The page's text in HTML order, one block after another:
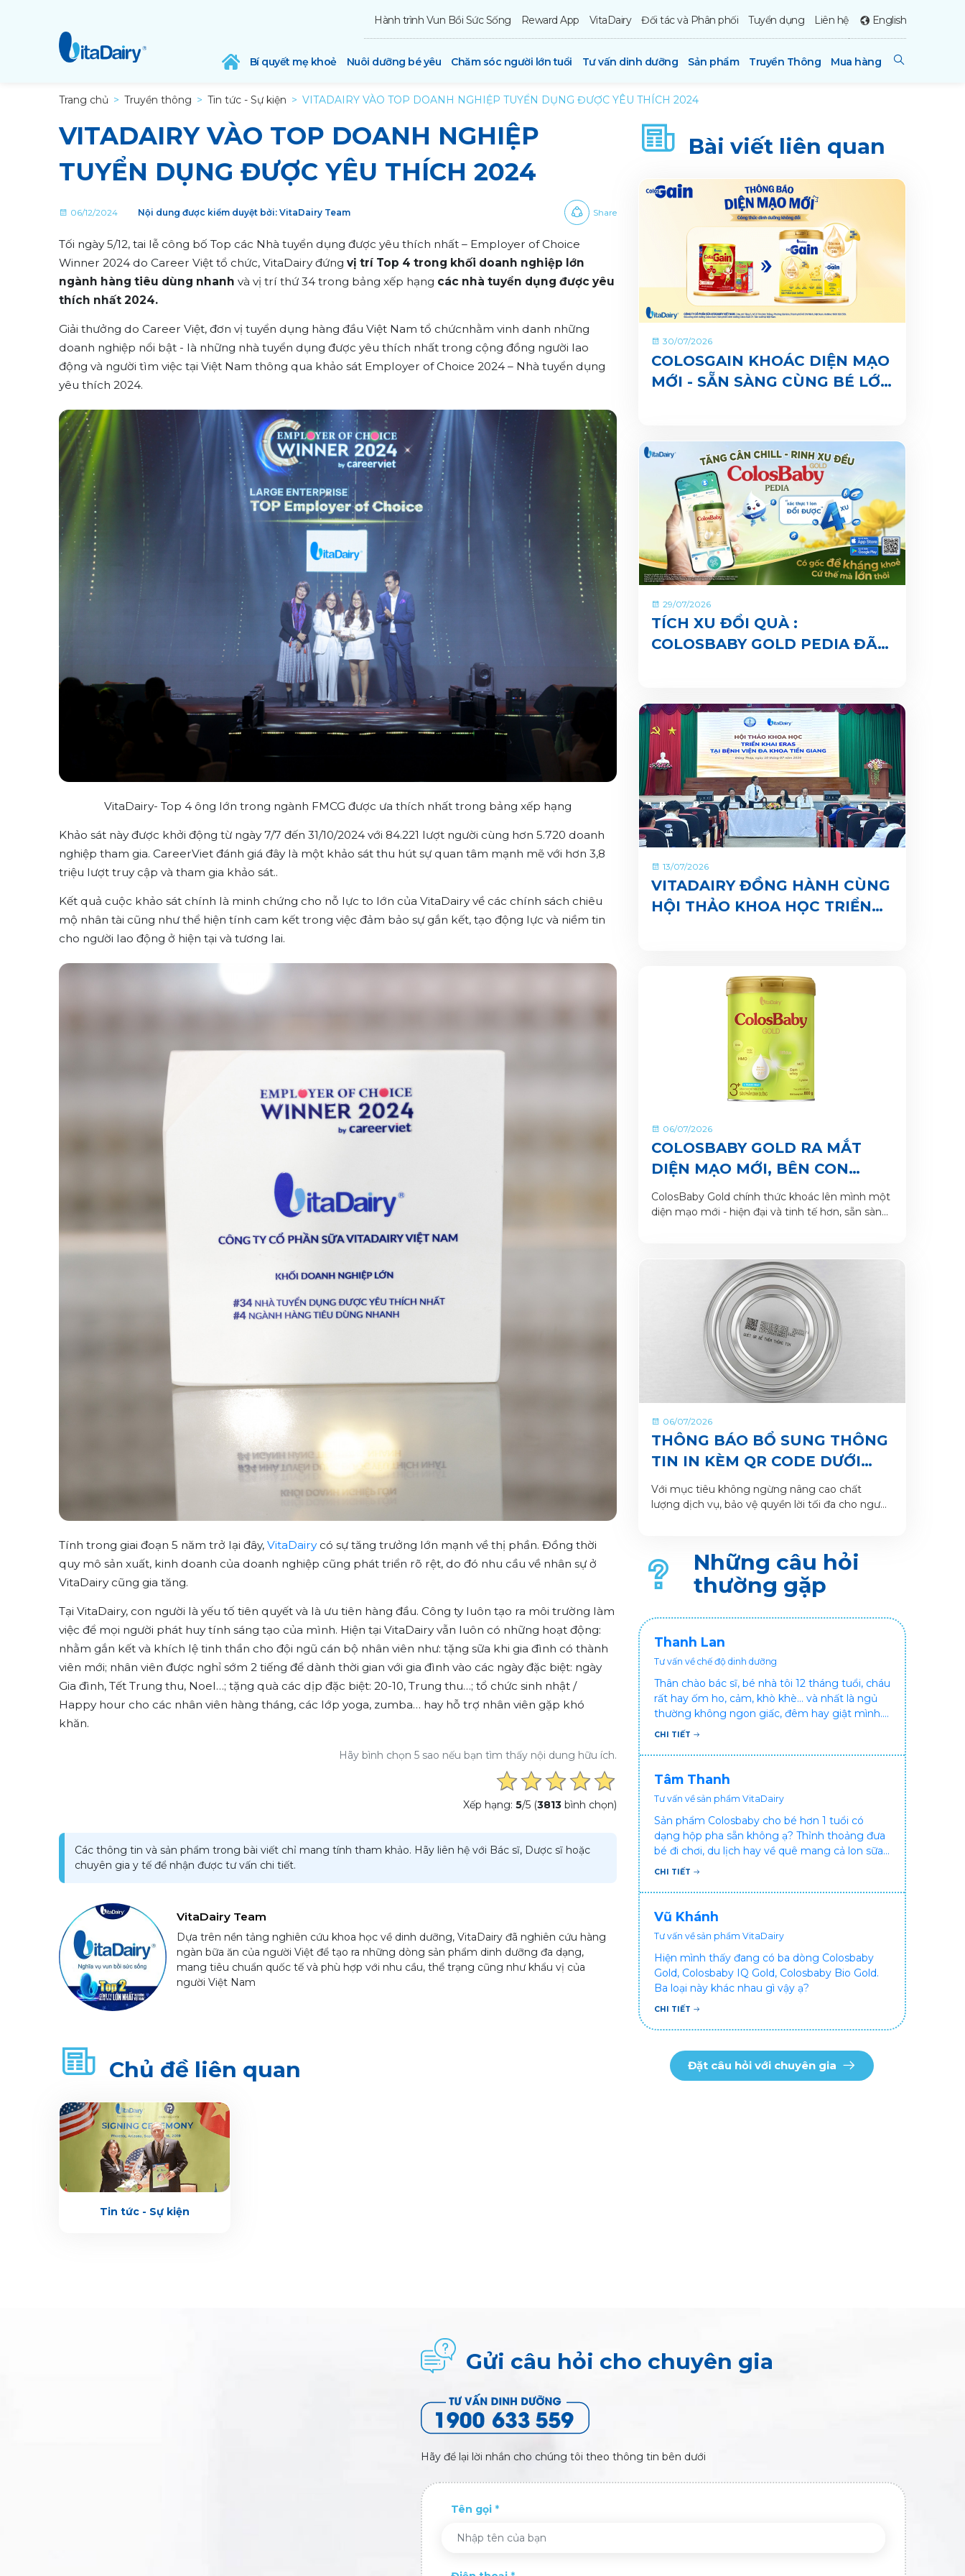
Hành trình Vun Bồi Sức Sống Reward App VitaDairy Đối tác và Phân phối Tuyển dụng Liên hệ English
Bí quyết mẹ khoẻ Nuôi dưỡng bé yêu Chăm sóc người lớn tuổi Tư vấn dinh dưỡng Sản phẩm Truyền Thông Mua hàng
Trang chủ Truyền thông Tin tức - Sự kiện VITADAIRY VÀO TOP DOANH NGHIỆP TUYỂN DỤNG ĐƯỢC YÊU THÍCH 2024
VITADAIRY VÀO TOP DOANH NGHIỆP
TUYỂN DỤNG ĐƯỢC YÊU THÍCH 2024
06/12/2024 Nội dung được kiểm duyệt bởi: VitaDairy Team Share
Tối ngày 5/12, tai lễ công bố Top các Nhà tuyển dụng được yêu thích nhất – Employer of Choice
Winner 2024 do Career Việt tổ chức, VitaDairy đứng vị trí Top 4 trong khối doanh nghiệp lớn
ngành hàng tiêu dùng nhanh và vị trí thứ 34 trong bảng xếp hạng các nhà tuyển dụng được yêu
thích nhất 2024.
Giải thưởng do Career Việt, đơn vị tuyển dụng hàng đầu Việt Nam tổ chứcnhằm vinh danh những
doanh nghiệp nổi bật - là những nhà tuyển dụng được yêu thích nhất trong cộng đồng người lao
động và người tìm việc tại Việt Nam thông qua khảo sát Employer of Choice 2024 – Nhà tuyển dụng
yêu thích 2024.
VitaDairy- Top 4 ông lớn trong ngành FMCG được ưa thích nhất trong bảng xếp hạng
Khảo sát này được khởi động từ ngày 7/7 đến 31/10/2024 với 84.221 lượt người cùng hơn 5.720 doanh
nghiệp tham gia. CareerViet đánh giá đây là một khảo sát thu hút sự quan tâm mạnh mẽ với hơn 3,8
triệu lượt truy cập và tham gia khảo sát..
Kết quả cuộc khảo sát chính là minh chứng cho nỗ lực to lớn của VitaDairy về các chính sách chiêu
mộ nhân tài cũng như thể hiện tính cam kết trong việc đảm bảo sự gắn kết, tạo động lực và niềm tin
cho người lao động ở hiện tại và tương lai.
Tính trong giai đoạn 5 năm trở lại đây, VitaDairycó sự tăng trưởng lớn mạnh về thị phần. Đồng thời
quy mô sản xuất, kinh doanh của doanh nghiệp cũng phát triển rõ rệt, do đó nhu cầu về nhân sự ở
VitaDairy cũng gia tăng.
Tại VitaDairy, con người là yếu tố tiên quyết và là ưu tiên hàng đầu. Công ty luôn tạo ra môi trường làm
việc để mọi người phát huy tính sáng tạo của mình. Hiện tại VitaDairy vẫn luôn có những hoạt động:
nhằm gắn kết và khích lệ tinh thần cho đội ngũ cán bộ nhân viên như: tặng sữa khi gia đình có thành
viên mới; nhân viên được nghỉ sớm 2 tiếng để dành thời gian với gia đình vào các ngày đặc biệt: ngày
Gia đình, Tết Trung thu, Noel…; tặng quà các dịp đặc biệt: 20-10, Trung thu…; tổ chức sinh nhật /
Happy hour cho các nhân viên hàng tháng, các lớp yoga, zumba… hay hỗ trợ nhân viên gặp khó
khăn.
Hãy bình chọn 5 sao nếu bạn tìm thấy nội dung hữu ích.
Xếp hạng: 5/5 (3813bình chọn)
Các thông tin và sản phẩm trong bài viết chỉ mang tính tham khảo. Hãy liên hệ với Bác sĩ, Dược sĩ hoặc
chuyên gia y tế để nhận được tư vấn chi tiết.
VitaDairy Team
Dựa trên nền tảng nghiên cứu khoa học về dinh dưỡng, VitaDairy đã nghiên cứu hàng
ngàn bữa ăn của người Việt để tạo ra những dòng sản phẩm dinh dưỡng đa dạng,
mang tiêu chuẩn quốc tế và phù hợp với nhu cầu, thể trạng cũng như khẩu vị của
người Việt Nam
Chủ đề liên quan
Tin tức - Sự kiện
Bài viết liên quan
30/07/2026
COLOSGAIN KHOÁC DIỆN MẠO
MỚI - SẴN SÀNG CÙNG BÉ LỚN
29/07/2026
TÍCH XU ĐỔI QUÀ :
COLOSBABY GOLD PEDIA ĐÃ
MUỖNG NHẬN QUÀ CHUNG
TAY VUN BỒI HÀNH TINH
XANH
13/07/2026
VITADAIRY ĐỒNG HÀNH CÙNG
HỘI THẢO KHOA HỌC TRIỂN
06/07/2026
COLOSBABY GOLD RA MẮT
DIỆN MẠO MỚI, BÊN CON
TRONG HÀNH TRÌNH LỚN
KHÔN
ColosBaby Gold chính thức khoác lên mình một
diện mạo mới - hiện đại và tinh tế hơn, sẵn sàng
06/07/2026
THÔNG BÁO BỔ SUNG THÔNG
TIN IN KÈM QR CODE DƯỚI
ĐÁY LON VÀ HỘP SẢN PHẨM
Với mục tiêu không ngừng nâng cao chất
lượng dịch vụ, bảo vệ quyền lời tối đa cho người
dung in dưới đáy lon và hộp sản phẩm chi tiết
như sau:
Những câu hỏi
thường gặp
Thanh Lan
Tư vấn về chế độ dinh dưỡng
Thân chào bác sĩ, bé nhà tôi 12 tháng tuổi, cháu
rất hay ốm ho, cảm, khò khè... và nhất là ngủ
thường không ngon giấc, đêm hay giật mình.
Vậy xin hỏi bác sĩ, bé bị tình trạng vậy nên làm
ạ? Thấy cháu vậy gia đình ai cũng xót, mẹ cũng
cực vì chăm cháu hay ốm ạ?. Cảm ơn bác sĩ.
CHI TIẾT
Tâm Thanh
Tư vấn về sản phẩm VitaDairy
Sản phẩm Colosbaby cho bé hơn 1 tuổi có
dạng hộp pha sẵn không ạ? Thỉnh thoảng đưa
bé đi chơi, du lịch hay về quê mang cả lon sữa
khá bất tiện mà mình không muốn đổi cho bé
hưởng sức khỏe!
CHI TIẾT
Vũ Khánh
Tư vấn về sản phẩm VitaDairy
Hiện mình thấy đang có ba dòng Colosbaby
Gold, Colosbaby IQ Gold, Colosbaby Bio Gold.
Ba loại này khác nhau gì vậy ạ?
CHI TIẾT
Đặt câu hỏi với chuyên gia
Gửi câu hỏi cho chuyên gia
Hãy để lại lời nhắn cho chúng tôi theo thông tin bên dưới
Tên gọi